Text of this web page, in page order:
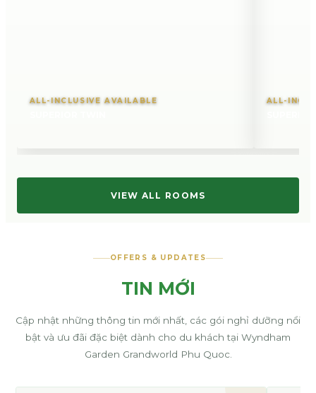
ALL-INCLUSIVE AVAILABLE ALL-
VIEW ALL ROOMS
OFFERS & UPDATES
TIN MỚI
Cập nhật những thông tin mới nhất, các gói nghỉ dưỡng nổi
bật và ưu đãi đặc biệt dành cho du khách tại Wyndham
Garden Grandworld Phu Quoc.